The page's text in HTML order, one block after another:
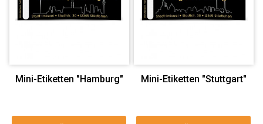
Mini-Etiketten "Hamburg" Mini-Etiketten "Stuttgart"